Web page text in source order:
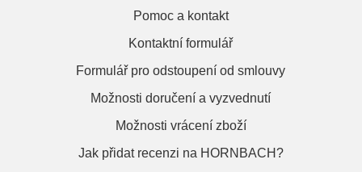
Pomoc a kontakt
Kontaktní formulář
Formulář pro odstoupení od smlouvy
Možnosti doručení a vyzvednutí
Možnosti vrácení zboží
Jak přidat recenzi na HORNBACH?